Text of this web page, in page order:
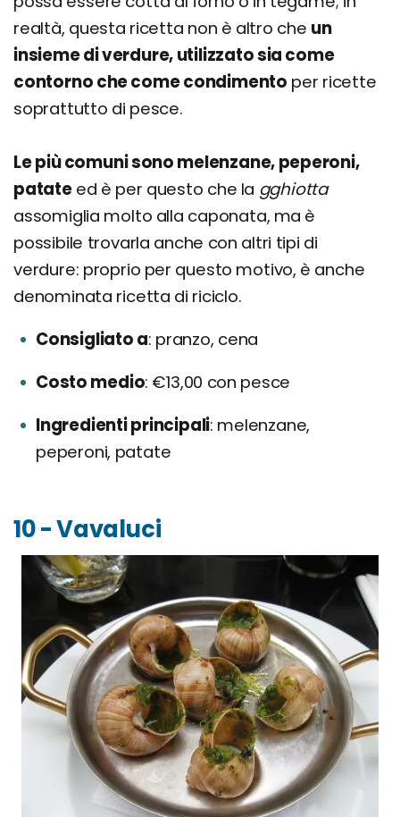
realtà, questa ricetta non è altro che un
insieme di verdure, utilizzato sia come
contorno che come condimento per ricette
soprattutto di pesce.
Le più comuni sono melenzane, peperoni,
patateed è per questo che la gghiotta
assomiglia molto alla caponata, ma è
possibile trovarla anche con altri tipi di
verdure: proprio per questo motivo, è anche
denominata ricetta di riciclo.
Consigliato a pranzo, cena
Costo medio €13,00 con pesce
Ingredienti principali melenzane,
peperoni, patate
10 - Vavaluci